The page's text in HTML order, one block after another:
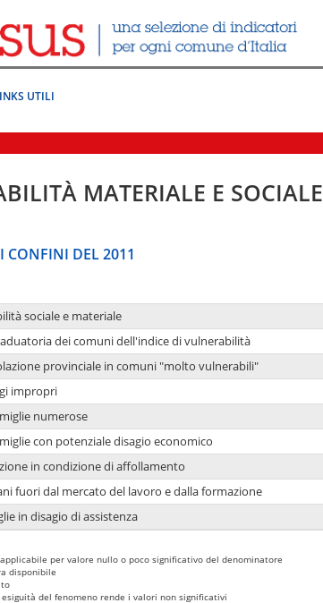
UTILI
MATERIALE E SOCIALE
CONFINI DEL 2011
sociale e materiale
dei comuni dell'indice di vulnerabilità
provinciale in comuni "molto vulnerabili"
impropri
numerose
con potenziale disagio economico
in condizione di affollamento
fuori dal mercato del lavoro e dalla formazione
in disagio di assistenza
per valore nullo o poco significativo del denominatore
disponibile
esiguità del fenomeno rende i valori non significativi